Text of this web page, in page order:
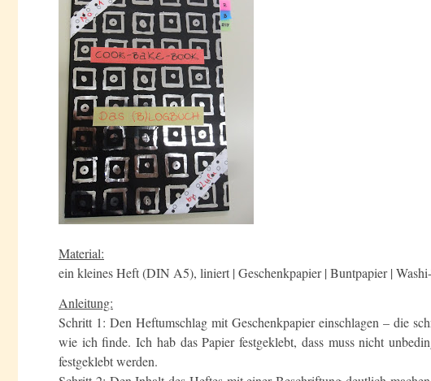
Material:
ein kleines Heft (DIN A5), liniert | Geschenkpapier | Buntpapier |
Anleitung:
Schritt 1: Den Heftumschlag mit Geschenkpapier einschlagen – die
wie ich finde. Ich hab das Papier festgeklebt, dass muss nicht
festgeklebt werden.